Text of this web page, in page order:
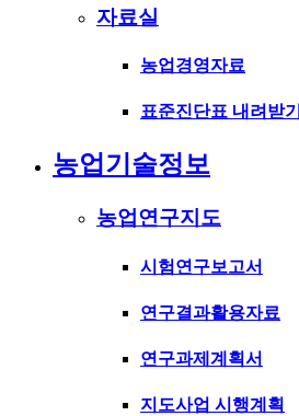
자료실
농업경영자료
표준진단표 내려받기
농업기술정보
농업연구지도
시험연구보고서
연구결과활용자료
연구과제계획서
지도사업 시행계획